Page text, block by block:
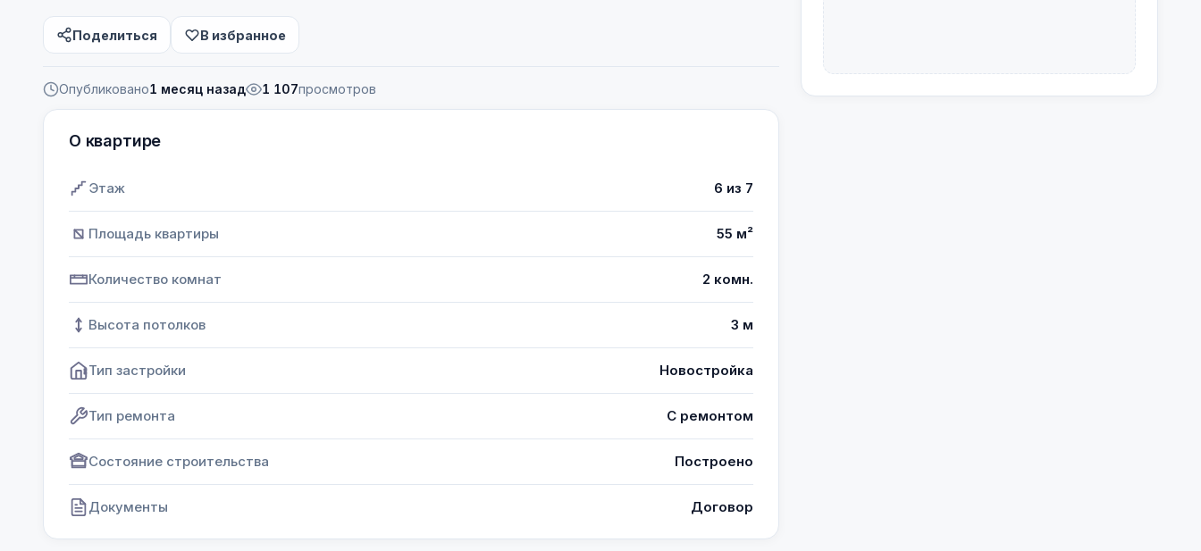
Поделиться В избранное
Опубликовано1 месяц назад 1 107просмотров
О квартире
Этаж 6 из 7
Площадь квартиры 55 м²
Количество комнат 2 комн.
Высота потолков 3 м
Тип застройки Новостройка
Тип ремонта С ремонтом
Состояние строительства Построено
Документы Договор